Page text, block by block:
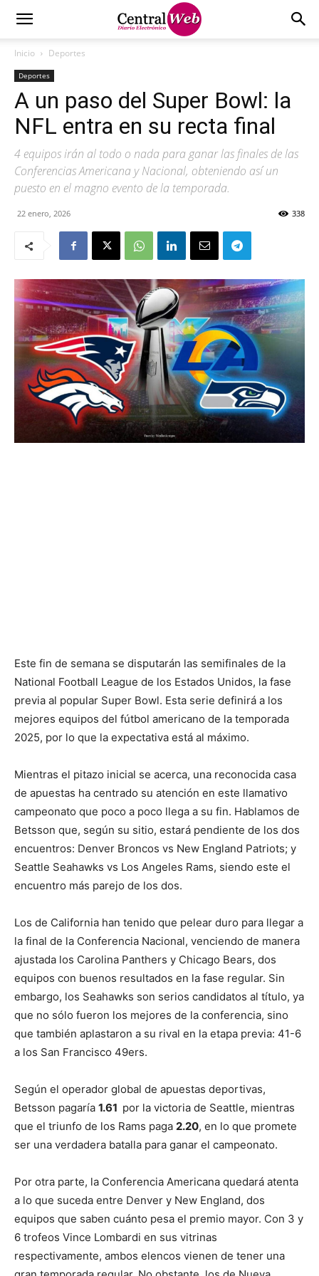
Inicio Deportes
Deportes
A un paso del Super Bowl: la
NFL entra en su recta final
4 equipos irán al todo o nada para ganar las finales de las
Conferencias Americana y Nacional, obteniendo así un
puesto en el magno evento de la temporada.
22 enero, 2026 338
Este fin de semana se disputarán las semifinales de la
National Football League de los Estados Unidos, la fase
previa al popular Super Bowl. Esta serie definirá a los
mejores equipos del fútbol americano de la temporada
2025, por lo que la expectativa está al máximo.
Mientras el pitazo inicial se acerca, una reconocida casa
de apuestas ha centrado su atención en este llamativo
campeonato que poco a poco llega a su fin. Hablamos de
Betsson que, según su sitio, estará pendiente de los dos
encuentros: Denver Broncos vs New England Patriots; y
Seattle Seahawks vs Los Angeles Rams, siendo este el
encuentro más parejo de los dos.
Los de California han tenido que pelear duro para llegar a
la final de la Conferencia Nacional, venciendo de manera
ajustada los Carolina Panthers y Chicago Bears, dos
equipos con buenos resultados en la fase regular. Sin
embargo, los Seahawks son serios candidatos al título, ya
que no sólo fueron los mejores de la conferencia, sino
que también aplastaron a su rival en la etapa previa: 41-6
a los San Francisco 49ers.
Según el operador global de apuestas deportivas,
Betsson pagaría 1.61 por la victoria de Seattle, mientras
que el triunfo de los Rams paga 2.20, en lo que promete
ser una verdadera batalla para ganar el campeonato.
Por otra parte, la Conferencia Americana quedará atenta
a lo que suceda entre Denver y New England, dos
equipos que saben cuánto pesa el premio mayor. Con 3 y
6 trofeos Vince Lombardi en sus vitrinas
respectivamente, ambos elencos vienen de tener una